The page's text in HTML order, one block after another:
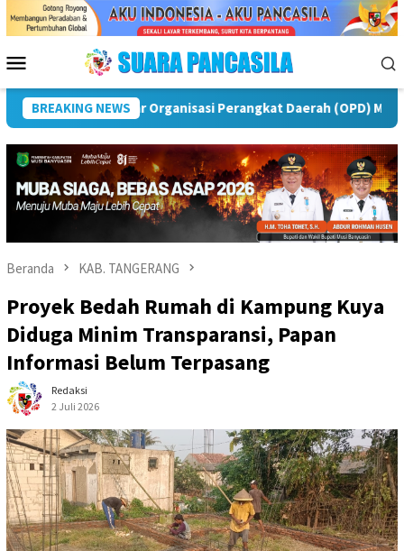
Menu
Mobile
BREAKING NEWS
Peringatan IPeKB Ke-19, Plt Bupati Rejang Lebong:
Beranda KAB. TANGERANG
Proyek Bedah Rumah di Kampung Kuya
Diduga Minim Transparansi, Papan
Informasi Belum Terpasang
Redaksi
2 Juli 2026